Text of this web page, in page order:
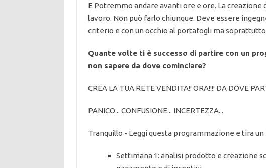
E Potremmo andare avanti ore e ore. La
lavoro. Non può farlo chiunque. Deve essere
criterio e con un occhio al portafogli ma
Quante volte ti è successo di partire con un
non sapere da dove cominciare?
CREA LA TUA RETE VENDITA!! ORA!!!! DA DOVE
PANICO... CONFUSIONE... INCERTEZZA...
Tranquillo - Leggi questa programmazione e tira
Settimana 1: analisi prodotto e creazione